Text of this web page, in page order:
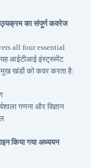
का संपूर्ण कवरेज
all four essential
आईटीआई इंस्ट्रूमेंट
खंडों को कवर करता है:
गणना और विज्ञान
किया गया अध्ययन